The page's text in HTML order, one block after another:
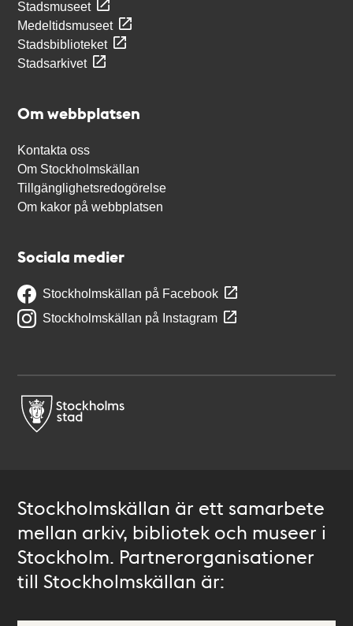
Stadsmuseet
Medeltidsmuseet
Stadsbiblioteket
Stadsarkivet
Om webbplatsen
Kontakta oss
Om Stockholmskällan
Tillgänglighetsredogörelse
Om kakor på webbplatsen
Sociala medier
Stockholmskällan på Facebook
Stockholmskällan på Instagram
Stockholmskällan är ett samarbete
mellan arkiv, bibliotek och museer i
Stockholm. Partnerorganisationer
till Stockholmskällan är: